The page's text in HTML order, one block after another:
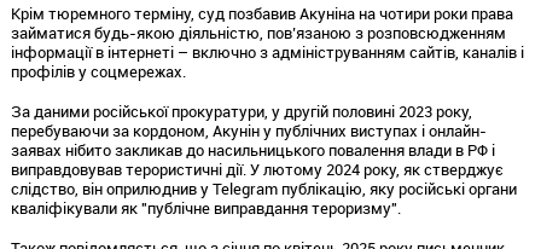
Крім тюремного терміну, суд позбавив Акуніна на чотири роки права
займатися будь-якою діяльністю, пов’язаною з розповсюдженням
інформації в інтернеті – включно з адмініструванням сайтів, каналів і
профілів у соцмережах.
За даними російської прокуратури, у другій половині 2023 року,
перебуваючи за кордоном, Акунін у публічних виступах і онлайн-
заявах нібито закликав до насильницького повалення влади в РФ і
виправдовував терористичні дії. У лютому 2024 року, як стверджує
слідство, він оприлюднив у Telegram публікацію, яку російські органи
кваліфікували як "публічне виправдання тероризму".